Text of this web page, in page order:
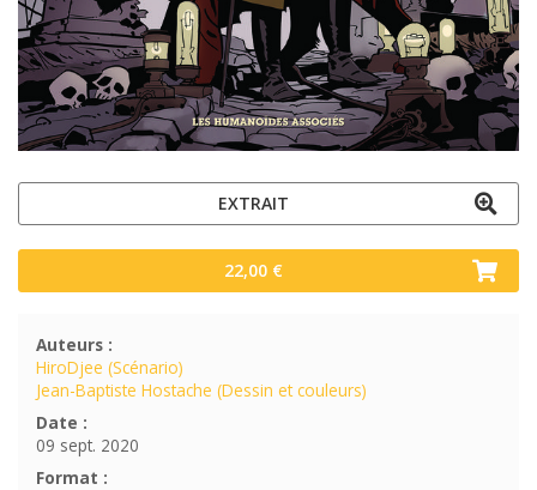
EXTRAIT
22,00 €
Auteurs :
HiroDjee (Scénario)
Jean-Baptiste Hostache (Dessin et couleurs)
Date :
09 sept. 2020
Format :